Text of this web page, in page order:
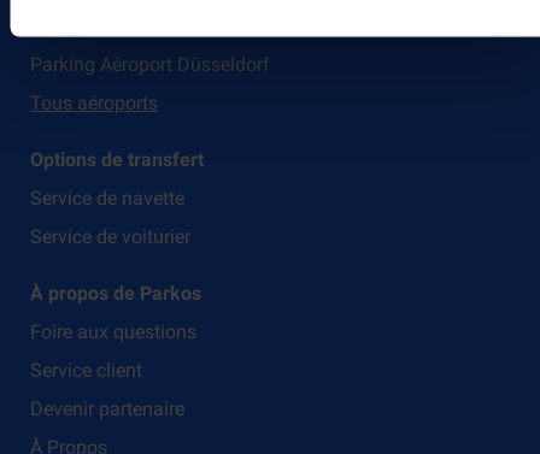
Parking Aéroport Düsseldorf
Tous aéroports
Options de transfert
Service de navette
Service de voiturier
À propos de Parkos
Foire aux questions
Service client
Devenir partenaire
À Propos